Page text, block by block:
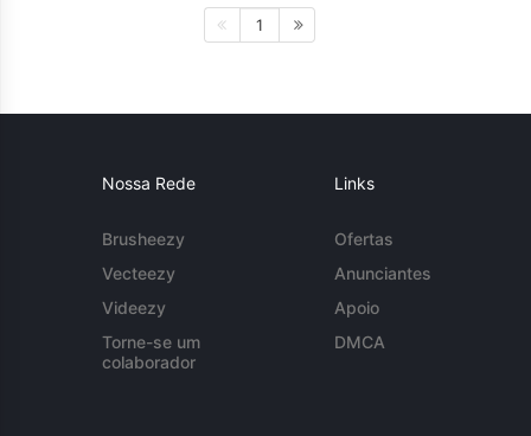
1
Nossa Rede
Brusheezy
Vecteezy
Videezy
Torne-se um
colaborador
Links
Ofertas
Anunciantes
Apoio
DMCA